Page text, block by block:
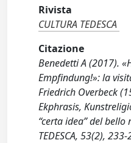
Rivista
CULTURA TEDESCA
Citazione
Benedetti A (2017).
Empfindung!»: la
Friedrich Overbeck
Ekphrasis,
“certa idea” del bello
TEDESCA, 53(2), 233-